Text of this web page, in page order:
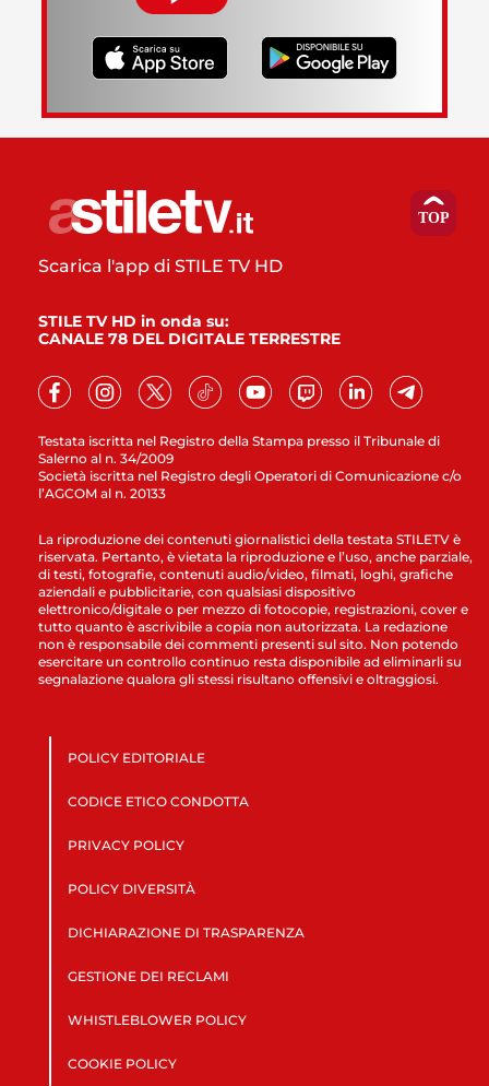
Testata iscritta nel Registro della Stampa presso il Tribunale di
Salerno al n. 34/2009
Società iscritta nel Registro degli Operatori di Comunicazione c/o
l’AGCOM al n. 20133
Scarica l'app di STILE TV HD
STILE TV HD in onda su:
CANALE 78 DEL DIGITALE TERRESTRE
La riproduzione dei contenuti giornalistici della testata STILETV è
riservata. Pertanto, è vietata la riproduzione e l’uso, anche parziale,
di testi, fotografie, contenuti audio/video, filmati, loghi, grafiche
aziendali e pubblicitarie, con qualsiasi dispositivo
elettronico/digitale o per mezzo di fotocopie, registrazioni, cover e
tutto quanto è ascrivibile a copia non autorizzata. La redazione
non è responsabile dei commenti presenti sul sito. Non potendo
esercitare un controllo continuo resta disponibile ad eliminarli su
segnalazione qualora gli stessi risultano offensivi e oltraggiosi.
POLICY EDITORIALE
CODICE ETICO CONDOTTA
PRIVACY POLICY
POLICY DIVERSITÀ
DICHIARAZIONE DI TRASPARENZA
GESTIONE DEI RECLAMI
WHISTLEBLOWER POLICY
COOKIE POLICY